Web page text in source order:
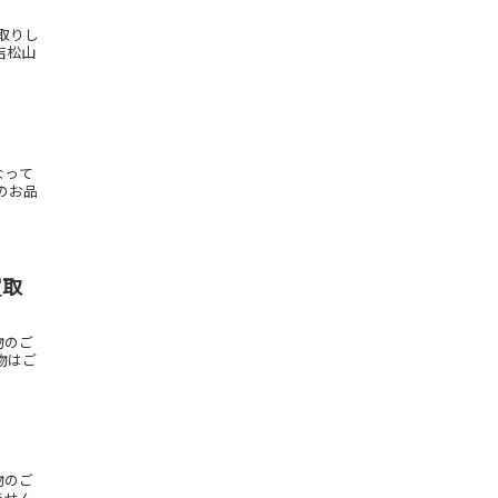
りし
松山
って
お品
のご
はご
のご